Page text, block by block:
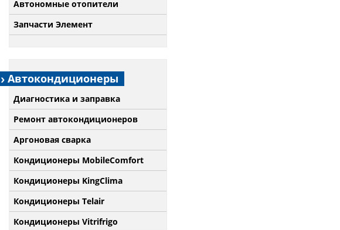
Автономные отопители
Запчасти Элемент
Автокондиционеры
Диагностика и заправка
Ремонт автокондиционеров
Аргоновая сварка
Кондиционеры MobileComfort
Кондиционеры KingClima
Кондиционеры Telair
Кондиционеры Vitrifrigo